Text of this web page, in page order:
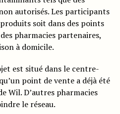
autorisés. Les participants
soit dans des points
pharmacies partenaires,
à domicile.
est situé dans le centre-
point de vente a déjà été
Wil. D’autres pharmacies
le réseau.